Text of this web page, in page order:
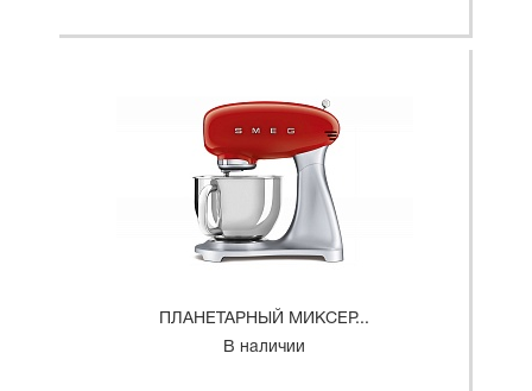
ПЛАНЕТАРНЫЙ МИКСЕР...
В наличии